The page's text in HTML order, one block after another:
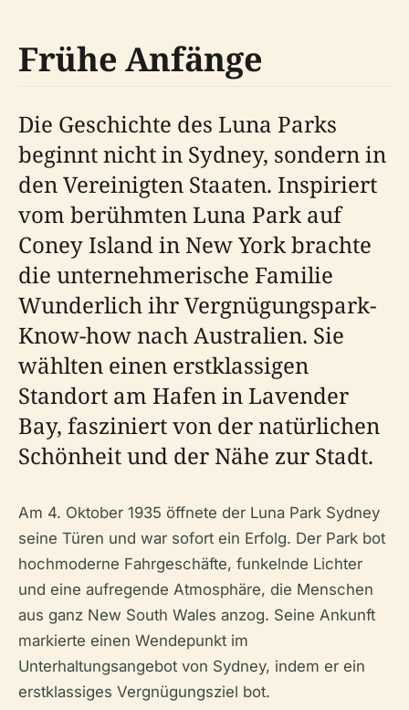
Frühe Anfänge
Die Geschichte des Luna Parks
beginnt nicht in Sydney, sondern in
den Vereinigten Staaten. Inspiriert
vom berühmten Luna Park auf
Coney Island in New York brachte
die unternehmerische Familie
Wunderlich ihr Vergnügungspark-
Know-how nach Australien. Sie
wählten einen erstklassigen
Standort am Hafen in Lavender
Bay, fasziniert von der natürlichen
Schönheit und der Nähe zur Stadt.
Am 4. Oktober 1935 öffnete der Luna Park Sydney
seine Türen und war sofort ein Erfolg. Der Park bot
hochmoderne Fahrgeschäfte, funkelnde Lichter
und eine aufregende Atmosphäre, die Menschen
aus ganz New South Wales anzog. Seine Ankunft
markierte einen Wendepunkt im
Unterhaltungsangebot von Sydney, indem er ein
erstklassiges Vergnügungsziel bot.